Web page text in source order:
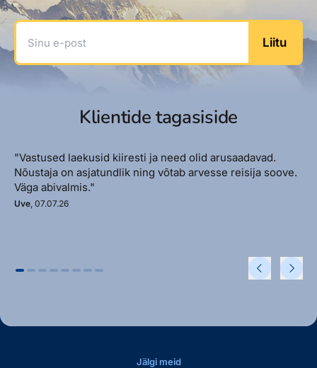
Sinu e-post
Liitu
Klientide tagasiside
"Vastused laekusid kiiresti ja need olid arusaadavad.
Nõustaja on asjatundlik ning võtab arvesse reisija soove.
Väga abivalmis."
Uve, 07.07.26
Jälgi meid